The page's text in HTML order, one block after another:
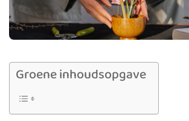
Groene inhoudsopgave